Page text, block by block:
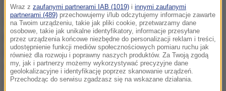
Aktywiści słynącej z zuchwałych akcji grupy
poinformowali o swoim najnowszym
przedsięwzięciu na Facebooku, wyjaśniając, że
wybrali instytucje, które sąnajważniejszymi
symbolami państwowości rosyjskiej.
Wraz z zaufanymi partnerami IAB (1019) i innymi zaufanymi
partnerami (489) przechowujemy i/lub odczytujemy informacje zawarte
na Twoim urządzeniu, takie jak pliki cookie, przetwarzamy dane
osobowe, takie jak unikalne identyfikatory, informacje przesyłane
przez urządzenia końcowe niezbędne do personalizacji reklam i treści,
udostępnienie funkcji mediów społecznościowych pomiaru ruchu jak
również dla rozwoju i poprawny naszych produktów. Za Twoją zgodą
my, jak i partnerzy możemy wykorzystywać precyzyjne dane
geolokalizacyjne i identyfikację poprzez skanowanie urządzeń.
Przechodząc do serwisu zgadzasz się na wskazane działania.